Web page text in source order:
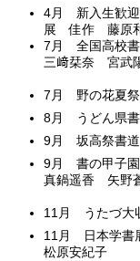
4月 新入生歓迎
展 佳作 藤原
7月 全国高校
三
7月 野の花夏祭
8月 うどん県書
9月 坂高祭書
9月 書の甲子
真鍋
11月 うたづ大
11月 日本学
松原安紀子